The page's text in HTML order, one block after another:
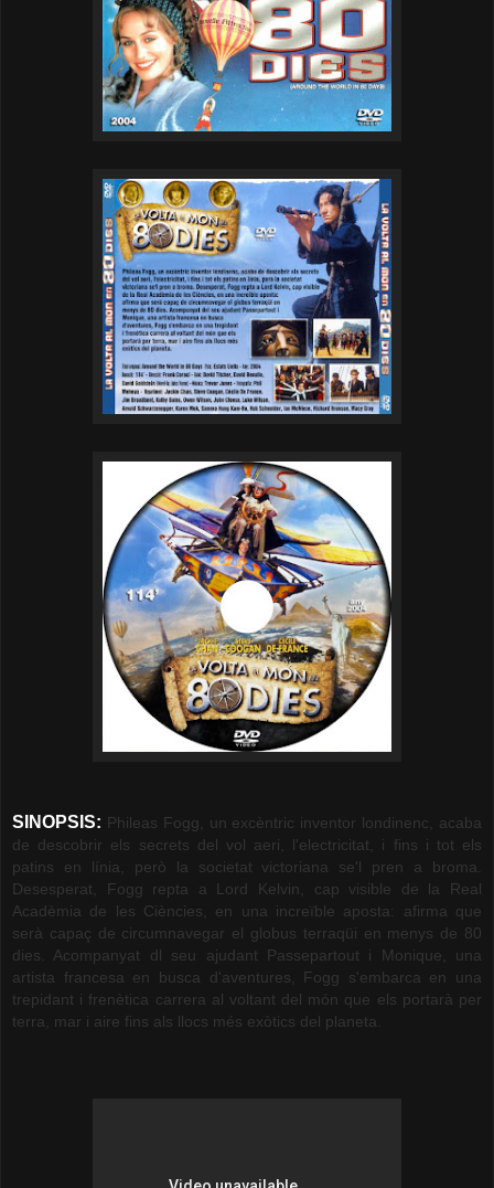
SINOPSIS: Phileas Fogg, un excèntric inventor londinenc, acaba
de descobrir els secrets del vol aeri, l'electricitat, i fins i tot els
patins en línia, però la societat victoriana se'l pren a broma.
Desesperat, Fogg repta a Lord Kelvin, cap visible de la Real
Acadèmia de les Ciències, en una increïble aposta: afirma que
serà capaç de circumnavegar el globus terraqüi en menys de 80
dies. Acompanyat dl seu ajudant Passepartout i Monique, una
artista francesa en busca d'aventures, Fogg s'embarca en una
trepidant i frenètica carrera al voltant del món que els portarà per
terra, mar i aire fins als llocs més exòtics del planeta.